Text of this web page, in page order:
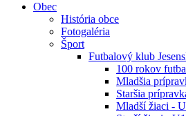
Obec
História obce
Fotogaléria
Šport
Futbalový klub
100 rokov
Mladšia
Staršia
Mladší žiaci -